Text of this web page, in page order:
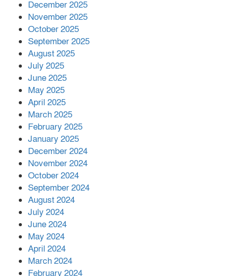
পর ফোন তারেক রহমানের,গ্যাস সঙ্কট
সহায়তা দিলেন সাচিং প্রু জেরী
December 2025
November 2025
October 2025
September 2025
August 2025
July 2025
June 2025
May 2025
April 2025
March 2025
February 2025
January 2025
December 2024
November 2024
October 2024
September 2024
August 2024
July 2024
June 2024
May 2024
April 2024
March 2024
February 2024